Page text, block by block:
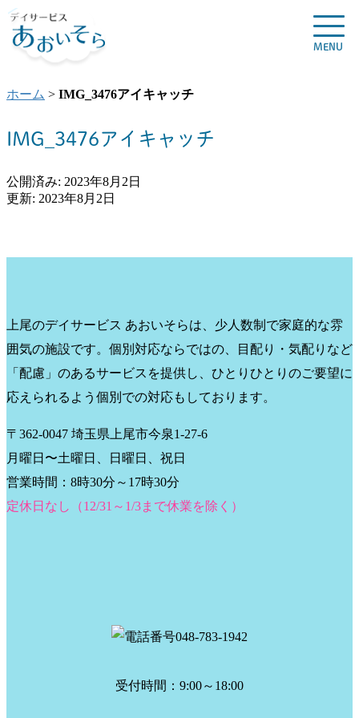
MENU
ホーム > IMG_3476アイキャッチ
IMG_3476アイキャッチ
公開済み: 2023年8月2日
更新: 2023年8月2日
上尾のデイサービス あおいそらは、少人数制で家庭的な雰
囲気の施設です。個別対応ならではの、目配り・気配りなど
「配慮」のあるサービスを提供し、ひとりひとりのご要望に
応えられるよう個別での対応もしております。
〒362-0047 埼玉県上尾市今泉1-27-6
月曜日〜土曜日、日曜日、祝日
営業時間：8時30分～17時30分
定休日なし（12/31～1/3まで休業を除く）
受付時間：9:00～18:00